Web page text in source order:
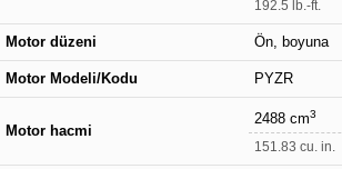
192.5 lb.-ft.
Motor düzeni Ön, boyuna
Motor Modeli/Kodu PYZR
Motor hacmi
2488 cm3
151.83 cu. in.